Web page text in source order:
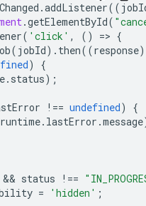
.addListener((
.getElementById(
( 'click' , () => {
( jobId). then((response)
)
{
. status);
!== undefined)
{
runtime. lastError .message
&& status !==
= 'hidden' ;